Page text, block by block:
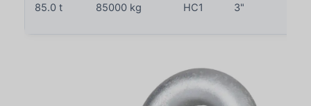
85.0 t 85000 kg HC1 3"